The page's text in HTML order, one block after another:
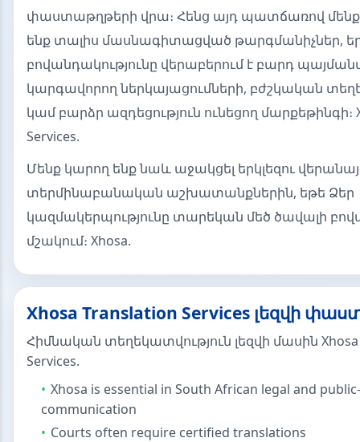
փաստաթղթերի վրա։ Հենց այդ պատճառով մենք
ենք տալիս մասնագիտացված թարգմանիչներ,
բովանդակությունը վերաբերում է բարդ
կարգավորող ներկայացումների, բժշկական
կամ բարձր ազդեցություն ունեցող մարքեթինգի։
Services.
Մենք կարող ենք նաև աջակցել երկլեզու
տերմինաբանական աշխատանքներին, եթե Ձեր
կազմակերպությունը տարեկան մեծ ծավալի
մշակում։ Xhosa.
Xhosa Translation Services լեզվի
Հիմնական տեղեկատվություն լեզվի մասին Xhosa
Services.
Xhosa is essential in South African legal and
communication
Courts often require certified translations